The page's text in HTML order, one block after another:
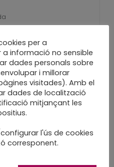
i sense
per a
informació no sensible
dades personals sobre
i millorar
visitades). Amb el
dades de localització
mitjançant les
l'ús de cookies
corresponent.